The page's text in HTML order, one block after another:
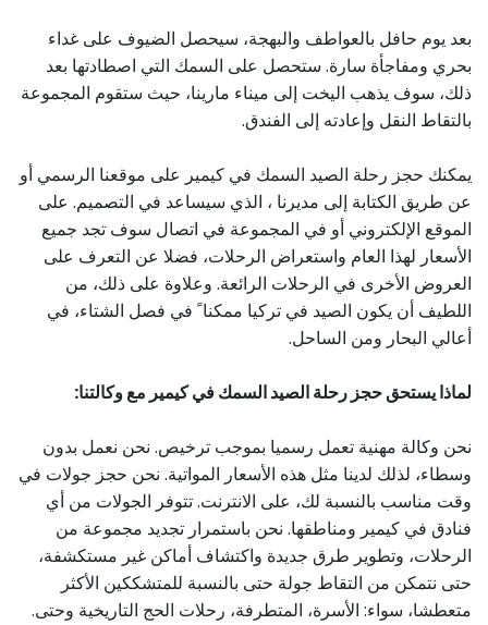
بعد يوم حافل بالعواطف والبهجة، سيحصل الضيوف على غداء
بحري ومفاجأة سارة. ستحصل على السمك التي اصطادتها بعد
ذلك، سوف يذهب اليخت إلى ميناء مارينا، حيث ستقوم المجموعة
بالتقاط النقل وإعادته إلى الفندق.
يمكنك حجز رحلة الصيد السمك في كيمير على موقعنا الرسمي أو
عن طريق الكتابة إلى مديرنا ، الذي سيساعد في التصميم. على
الموقع الإلكتروني أو في المجموعة في اتصال سوف تجد جميع
الأسعار لهذا العام واستعراض الرحلات، فضلا عن التعرف على
العروض الأخرى في الرحلات الرائعة. وعلاوة على ذلك، من
اللطيف أن يكون الصيد في تركيا ممكنا ً في فصل الشتاء، في
أعالي البحار ومن الساحل.
لماذا يستحق حجز رحلة الصيد السمك في كيمير مع وكالتنا:
نحن وكالة مهنية تعمل رسميا بموجب ترخيص. نحن نعمل بدون
وسطاء، لذلك لدينا مثل هذه الأسعار المواتية. نحن حجز جولات في
وقت مناسب بالنسبة لك، على الانترنت. تتوفر الجولات من أي
فنادق في كيمير ومناطقها. نحن باستمرار تجديد مجموعة من
الرحلات، وتطوير طرق جديدة واكتشاف أماكن غير مستكشفة،
حتى نتمكن من التقاط جولة حتى بالنسبة للمتشككين الأكثر
متعطشا، سواء: الأسرة، المتطرفة، رحلات الحج التاريخية وحتى.